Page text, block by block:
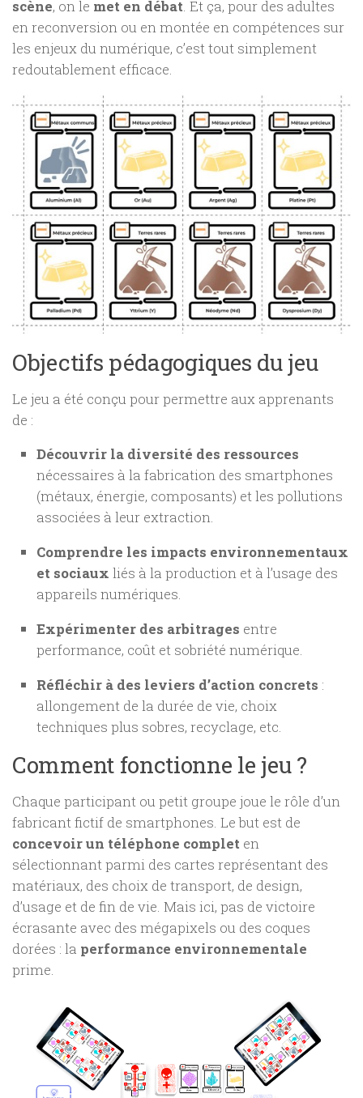
scène, on le met en débat. Et ça, pour des adultes
en reconversion ou en montée en compétences sur
les enjeux du numérique, c’est tout simplement
redoutablement efficace.
Objectifs pédagogiques du jeu
Le jeu a été conçu pour permettre aux apprenants
de :
Découvrir la diversité des ressources
nécessaires à la fabrication des smartphones
(métaux, énergie, composants) et les pollutions
associées à leur extraction.
Comprendre les impacts environnementaux
et sociaux liés à la production et à l’usage des
appareils numériques.
Expérimenter des arbitrages entre
performance, coût et sobriété numérique.
Réfléchir à des leviers d’action concrets :
allongement de la durée de vie, choix
techniques plus sobres, recyclage, etc.
Comment fonctionne le jeu ?
Chaque participant ou petit groupe joue le rôle d’un
fabricant fictif de smartphones. Le but est de
concevoir un téléphone complet en
sélectionnant parmi des cartes représentant des
matériaux, des choix de transport, de design,
d’usage et de fin de vie. Mais ici, pas de victoire
écrasante avec des mégapixels ou des coques
dorées : la performance environnementale
prime.